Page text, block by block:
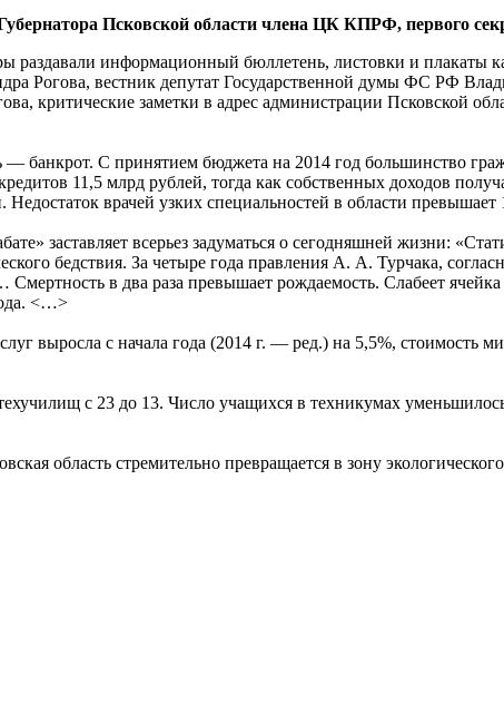
Псковской области члена ЦК КПРФ, первого
раздавали информационный бюллетень, листовки и плакаты
Рогова, вестник депутат Государственной думы ФС РФ
критические заметки в адрес администрации Псковской
банкрот. С принятием бюджета на 2014 год большинство
11,5 млрд рублей, тогда как собственных доходов
врачей узких специальностей в области превышает
заставляет всерьез задуматься о сегодняшней жизни:
бедствия. За четыре года правления А. А. Турчака,
в два раза превышает рождаемость. Слабеет
<…>
выросла с начала года (2014 г. — ред.) на 5,5%, стоимость
с 23 до 13. Число учащихся в техникумах
область стремительно превращается в зону